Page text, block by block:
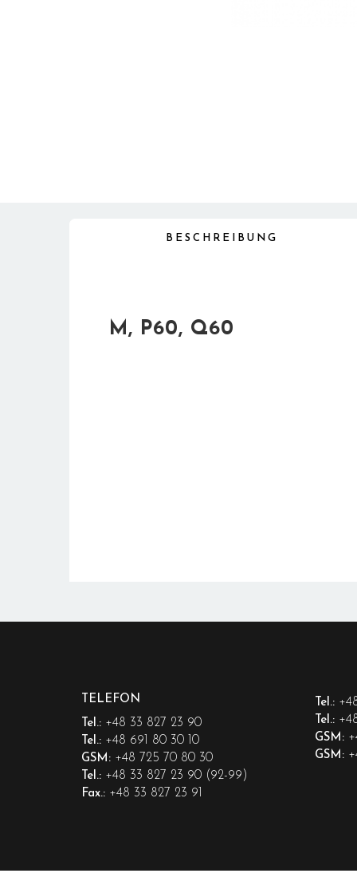
BESCHREIBUNG
M, P60, Q60
TELEFON
Tel.: +48 33 827 23 90
Tel.: +48 691 80 30 10
GSM: +48 725 70 80 30
Tel.: +48 33 827 23 90 (92-99)
Fax.: +48 33 827 23 91
Tel.:
Tel.:
GSM:
GSM: